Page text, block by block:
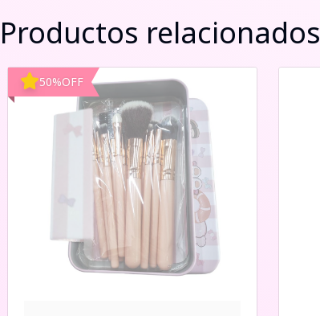
Productos relacionados
50%OFF